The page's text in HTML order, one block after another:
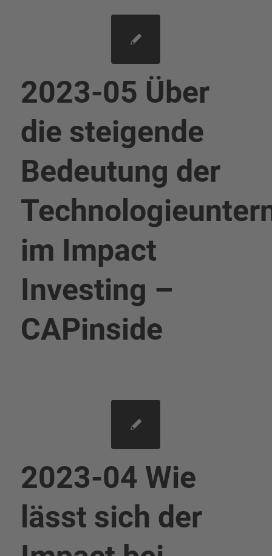
2023-05 Über
die steigende
Bedeutung der
im Impact
Investing –
CAPinside
2023-04 Wie
lässt sich der